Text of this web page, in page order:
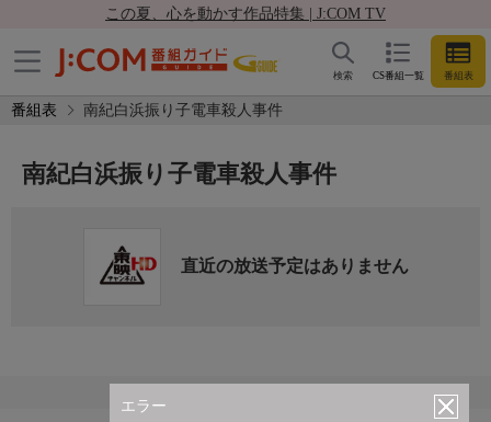
この夏、心を動かす作品特集 | J:COM TV
CS番組一覧 番組表
検索
番組表 南紀白浜振り子電車殺人事件
エラー
南紀白浜振り子電車殺人事件
直近の放送予定はありません